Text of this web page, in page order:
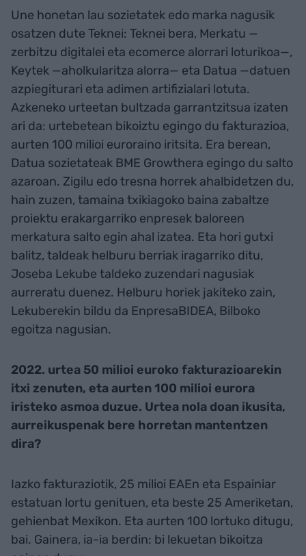
Une honetan lau sozietatek edo marka nagusik
osatzen dute Teknei: Teknei bera, Merkatu —
zerbitzu digitalei eta ecomerce alorrari loturikoa—,
Keytek —aholkularitza alorra— eta Datua —datuen
azpiegiturari eta adimen artifizialari lotuta.
Azkeneko urteetan bultzada garrantzitsua izaten
ari da: urtebetean bikoiztu egingo du fakturazioa,
aurten 100 milioi euroraino iritsita. Era berean,
Datua sozietateak BME Growthera egingo du salto
azaroan. Zigilu edo tresna horrek ahalbidetzen du,
hain zuzen, tamaina txikiagoko baina zabaltze
proiektu erakargarriko enpresek baloreen
merkatura salto egin ahal izatea. Eta hori gutxi
balitz, taldeak helburu berriak iragarriko ditu,
Joseba Lekube taldeko zuzendari nagusiak
aurreratu duenez. Helburu horiek jakiteko zain,
Lekuberekin bildu da EnpresaBIDEA, Bilboko
egoitza nagusian.
2022. urtea 50 milioi euroko fakturazioarekin
itxi zenuten, eta aurten 100 milioi eurora
iristeko asmoa duzue. Urtea nola doan ikusita,
aurreikuspenak bere horretan mantentzen
dira?
Iazko fakturaziotik, 25 milioi EAEn eta Espainiar
estatuan lortu genituen, eta beste 25 Ameriketan,
gehienbat Mexikon. Eta aurten 100 lortuko ditugu,
bai. Gainera, ia-ia berdin: bi lekuetan bikoitza